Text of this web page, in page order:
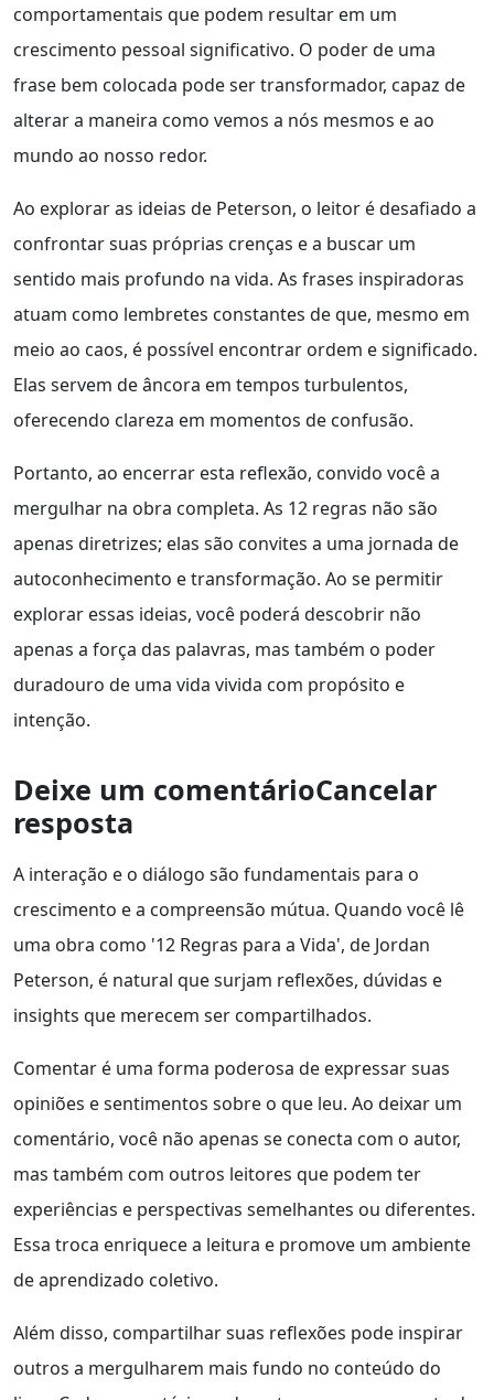
comportamentais que podem resultar em um
crescimento pessoal significativo. O poder de uma
frase bem colocada pode ser transformador, capaz de
alterar a maneira como vemos a nós mesmos e ao
mundo ao nosso redor.
Ao explorar as ideias de Peterson, o leitor é desafiado a
confrontar suas próprias crenças e a buscar um
sentido mais profundo na vida. As frases inspiradoras
atuam como lembretes constantes de que, mesmo em
meio ao caos, é possível encontrar ordem e significado.
Elas servem de âncora em tempos turbulentos,
oferecendo clareza em momentos de confusão.
Portanto, ao encerrar esta reflexão, convido você a
mergulhar na obra completa. As 12 regras não são
apenas diretrizes; elas são convites a uma jornada de
autoconhecimento e transformação. Ao se permitir
explorar essas ideias, você poderá descobrir não
apenas a força das palavras, mas também o poder
duradouro de uma vida vivida com propósito e
intenção.
Deixe um comentárioCancelar
resposta
A interação e o diálogo são fundamentais para o
crescimento e a compreensão mútua. Quando você lê
uma obra como '12 Regras para a Vida', de Jordan
Peterson, é natural que surjam reflexões, dúvidas e
insights que merecem ser compartilhados.
Comentar é uma forma poderosa de expressar suas
opiniões e sentimentos sobre o que leu. Ao deixar um
comentário, você não apenas se conecta com o autor,
mas também com outros leitores que podem ter
experiências e perspectivas semelhantes ou diferentes.
Essa troca enriquece a leitura e promove um ambiente
de aprendizado coletivo.
Além disso, compartilhar suas reflexões pode inspirar
outros a mergulharem mais fundo no conteúdo do